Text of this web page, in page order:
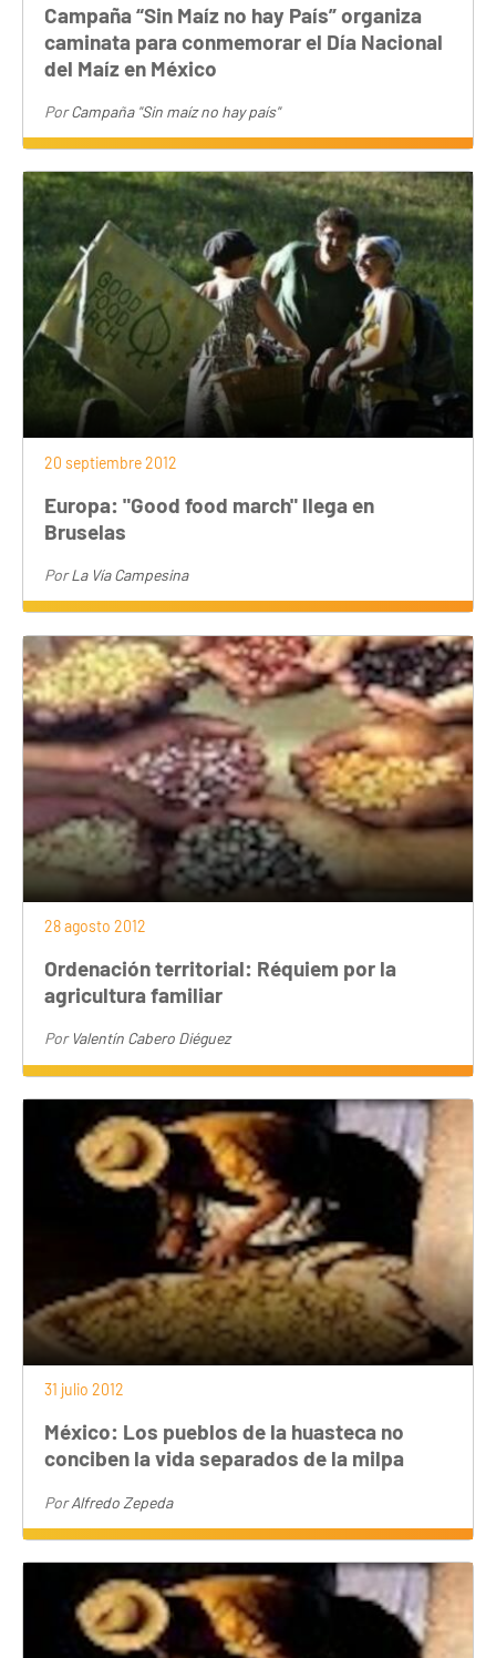
Campaña “Sin Maíz no hay País” organiza
caminata para conmemorar el Día Nacional
del Maíz en México
PorCampaña "Sin maíz no hay país"
20 septiembre 2012
Europa: "Good food march" llega en
Bruselas
PorLa Vía Campesina
28 agosto 2012
Ordenación territorial: Réquiem por la
agricultura familiar
Por Valentín Cabero Diéguez
31 julio 2012
México: Los pueblos de la huasteca no
conciben la vida separados de la milpa
PorAlfredo Zepeda